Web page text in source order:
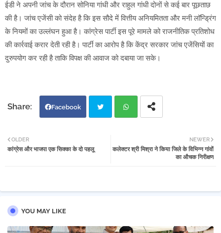
ईडी ने अपनी जांच के दौरान सोनिया गांधी और राहुल गांधी दोनों से कई बार पूछताछ
की है। जांच एजेंसी को संदेह है कि इस सौदे में वित्तीय अनियमितता और मनी लॉन्ड्रिंग
के नियमों का उल्लंघन हुआ है। कांग्रेस पार्टी इस पूरे मामले को राजनीतिक प्रतिशोध
की कार्रवाई करार देती रही है। पार्टी का आरोप है कि केंद्र सरकार जांच एजेंसियों का
दुरुपयोग कर रही है ताकि विपक्ष की आवाज को दबाया जा सके।
Facebook
tter atsa
NEWER
कलेक्टर श्री मिश्रा ने किया जिले के विभिन्न गांवों
का औचक निरीक्षण
OLDER
कांग्रेस और भाजपा एक सिक्का के दो पहलू
YOU MAY LIKE